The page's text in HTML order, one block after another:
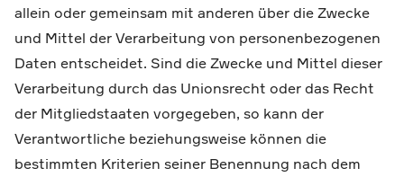
allein oder gemeinsam mit anderen über die Zwecke
und Mittel der Verarbeitung von personenbezogenen
Daten entscheidet. Sind die Zwecke und Mittel dieser
Verarbeitung durch das Unionsrecht oder das Recht
der Mitgliedstaaten vorgegeben, so kann der
Verantwortliche beziehungsweise können die
bestimmten Kriterien seiner Benennung nach dem